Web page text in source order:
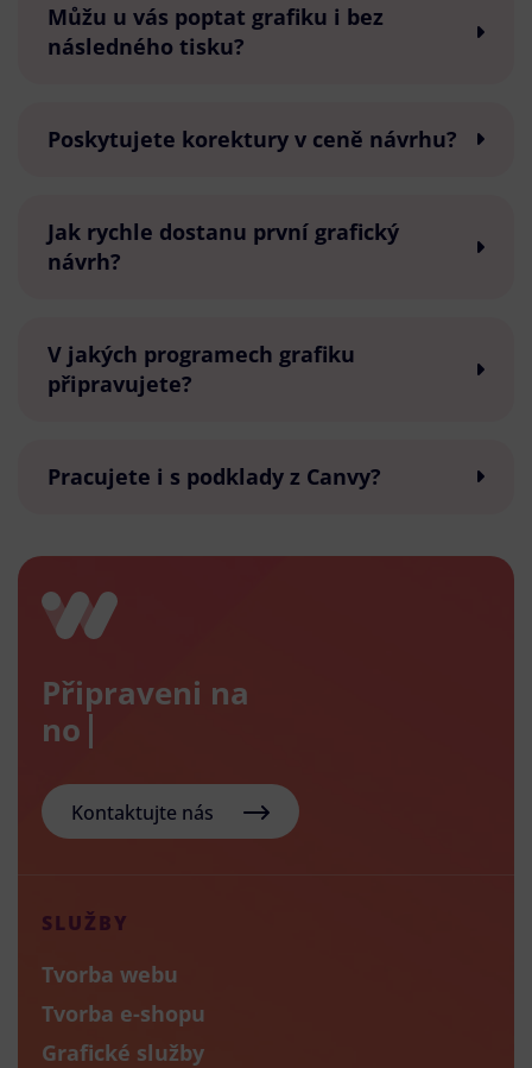
Můžu u vás poptat grafiku i bez
následného tisku?
Poskytujete korektury v ceně návrhu?
Jak rychle dostanu první grafický
návrh?
V jakých programech grafiku
připravujete?
Pracujete i s podklady z Canvy?
Připraveni na
nový e
Kontaktujte nás
SLUŽBY
Tvorba webu
Tvorba e-shopu
Grafické služby